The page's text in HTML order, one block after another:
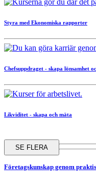
Styra med Ekonomiska rapporter
Chefsuppdraget - skapa lönsamhet
Likviditet - skapa och mäta
SE FLERA
Företagskunskap genom